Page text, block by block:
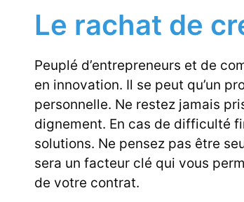
Le rachat de
Peuplé d’entrepreneurs et de
en innovation. Il se peut qu’un
personnelle. Ne restez jamais
dignement. En cas de difficulté
solutions. Ne pensez pas être
sera un facteur clé qui vous
de votre contrat.